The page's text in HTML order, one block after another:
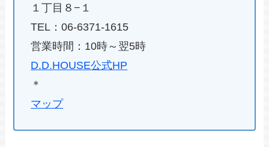
１丁目８−１
TEL：06-6371-1615
営業時間：10時～翌5時
D.D.HOUSE公式HP
＊
マップ